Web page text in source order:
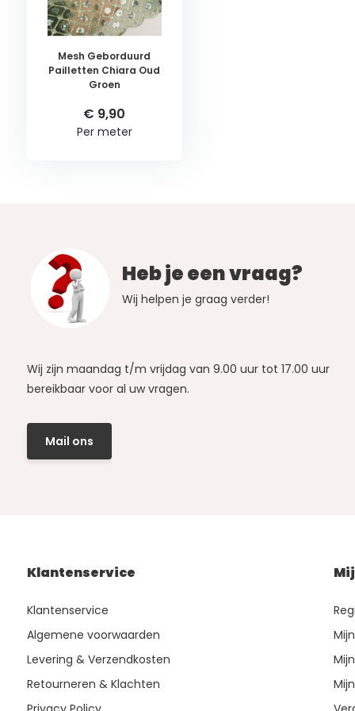
Mesh Geborduurd
Pailletten Chiara Oud
Groen
€ 9,90
Per meter
Heb je een vraag?
Wij helpen je graag verder!
Wij zijn maandag t/m vrijdag van 9.00 uur tot 17.00 uur
bereikbaar voor al uw vragen.
Mail ons
Klantenservice
Klantenservice
Algemene voorwaarden
Levering & Verzendkosten
Retourneren & Klachten